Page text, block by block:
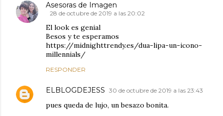
Asesoras de Imagen
28 de octubre de 2019 a las 20:02
El look es genial
Besos y te esperamos
https://midnighttrendy.es/dua-lipa-un-icono-
millennials/
RESPONDER
ELBLOGDEJESS 30 de octubre de 2019 a las 23:43
pues queda de lujo, un besazo bonita.